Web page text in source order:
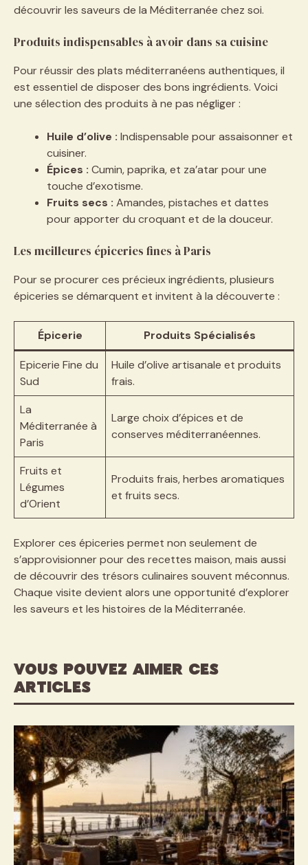
découvrir les saveurs de la Méditerranée chez soi.
Produits indispensables à avoir dans sa cuisine
Pour réussir des plats méditerranéens authentiques, il
est essentiel de disposer des bons ingrédients. Voici
une sélection des produits à ne pas négliger :
Huile d’olive : Indispensable pour assaisonner et
cuisiner.
Épices : Cumin, paprika, et za’atar pour une
touche d’exotisme.
Fruits secs : Amandes, pistaches et dattes
pour apporter du croquant et de la douceur.
Les meilleures épiceries fines à Paris
Pour se procurer ces précieux ingrédients, plusieurs
épiceries se démarquent et invitent à la découverte :
Épicerie Produits Spécialisés
Epicerie Fine du
Sud
Huile d’olive artisanale et produits
frais.
La
Méditerranée à
Paris
Large choix d’épices et de
conserves méditerranéennes.
Fruits et
Légumes
d’Orient
Produits frais, herbes aromatiques
et fruits secs.
Explorer ces épiceries permet non seulement de
s’approvisionner pour des recettes maison, mais aussi
de découvrir des trésors culinaires souvent méconnus.
Chaque visite devient alors une opportunité d’explorer
les saveurs et les histoires de la Méditerranée.
VOUS POUVEZ AIMER CES
ARTICLES